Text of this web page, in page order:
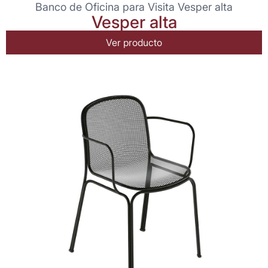
Banco de Oficina para Visita Vesper alta
Vesper alta
Ver producto